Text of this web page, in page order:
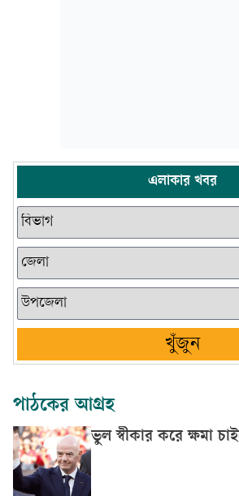
এলাকার খবর
খুঁজুন
পাঠকের আগ্রহ
ভুল স্বীকার করে ক্ষমা